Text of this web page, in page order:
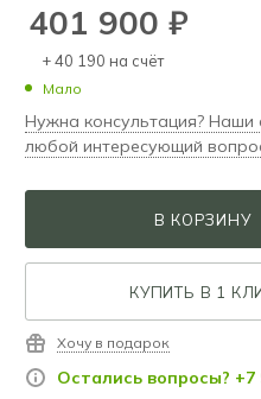
401 900 ₽
+ 40 190 на счёт
Мало
Нужна консультация? Наши
любой интересующий
В КОРЗИНУ
КУПИТЬ В 1
Хочу в подарок
Остались вопросы? +7